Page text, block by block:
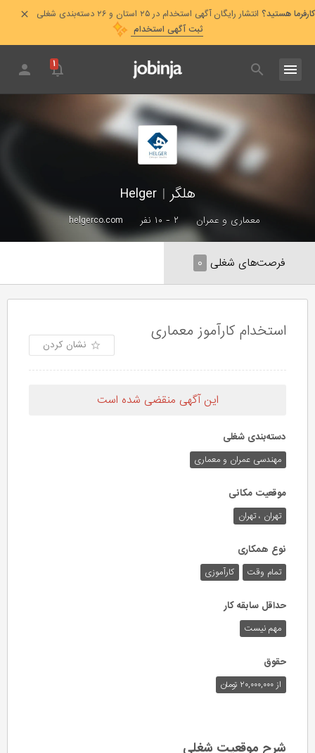
کارفرما هستید؟ انتشار رایگان آگهی استخدام در ۲۵ استان و ۲۶ دسته‌بندی شغلی
ثبت آگهی استخدام
۱
هلگر |
Helger
معماری و عمران ۲ - ۱۰ نفر helgerco.com
فرصت‌های شغلی ۰
استخدام کارآموز معماری
نشان کردن
این آگهی منقضی شده است
دسته‌بندی شغلی
مهندسی عمران و معماری
موقعیت مکانی
تهران ، تهران
نوع همکاری
تمام وقت کارآموزی
حداقل سابقه کار
مهم نیست
حقوق
از ۲۰,۰۰۰,۰۰۰ تومان
شرح موقعیت شغلی